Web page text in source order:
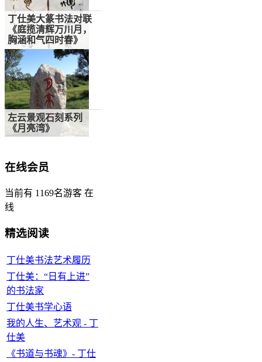
丁仕美大篆书法对联
《庭揽清辉万川月，
胸涵和气四时春》
左云景观石刻系列
《月亮湾》
在线会员
当前有 1169名游客 在
线
精选阅读
丁仕美书法艺术履历
丁仕美：“日有上进”
的书法家
丁仕美书学心语
我的人生、艺术观 - 丁
仕美
《书道与书魂》- 丁仕